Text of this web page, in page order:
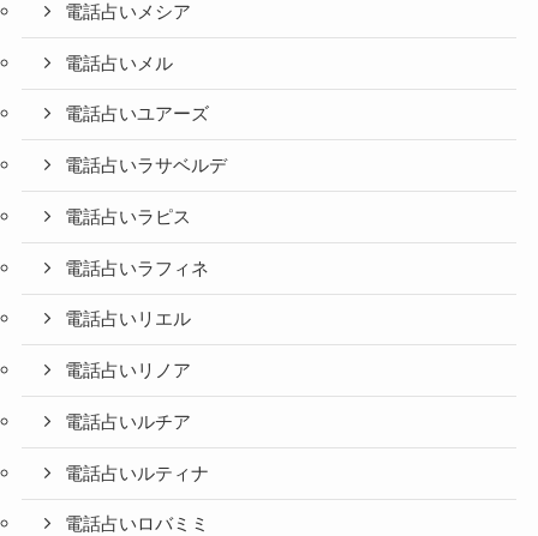
電話占いメシア
電話占いメル
電話占いユアーズ
電話占いラサベルデ
電話占いラピス
電話占いラフィネ
電話占いリエル
電話占いリノア
電話占いルチア
電話占いルティナ
電話占いロバミミ